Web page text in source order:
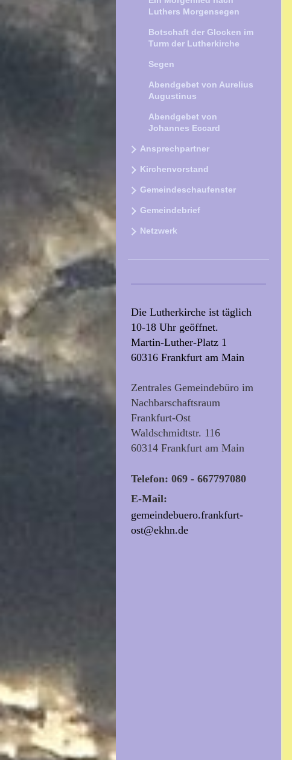
Luthers Morgensegen
Botschaft der Glocken im
Turm der Lutherkirche
Segen
Abendgebet von Aurelius
Augustinus
Abendgebet von
Johannes Eccard
Ansprechpartner
Kirchenvorstand
Gemeindeschaufenster
Gemeindebrief
Netzwerk
Die Lutherkirche ist täglich
10-18 Uhr geöffnet.
Martin-Luther-Platz 1
60316 Frankfurt am Main
Zentrales Gemeindebüro im
Nachbarschaftsraum
Frankfurt-Ost
Waldschmidtstr. 116
60314 Frankfurt am Main
Telefon: 069 - 667797080
E-Mail:
gemeindebuero.frankfurt-
ost@ekhn.de